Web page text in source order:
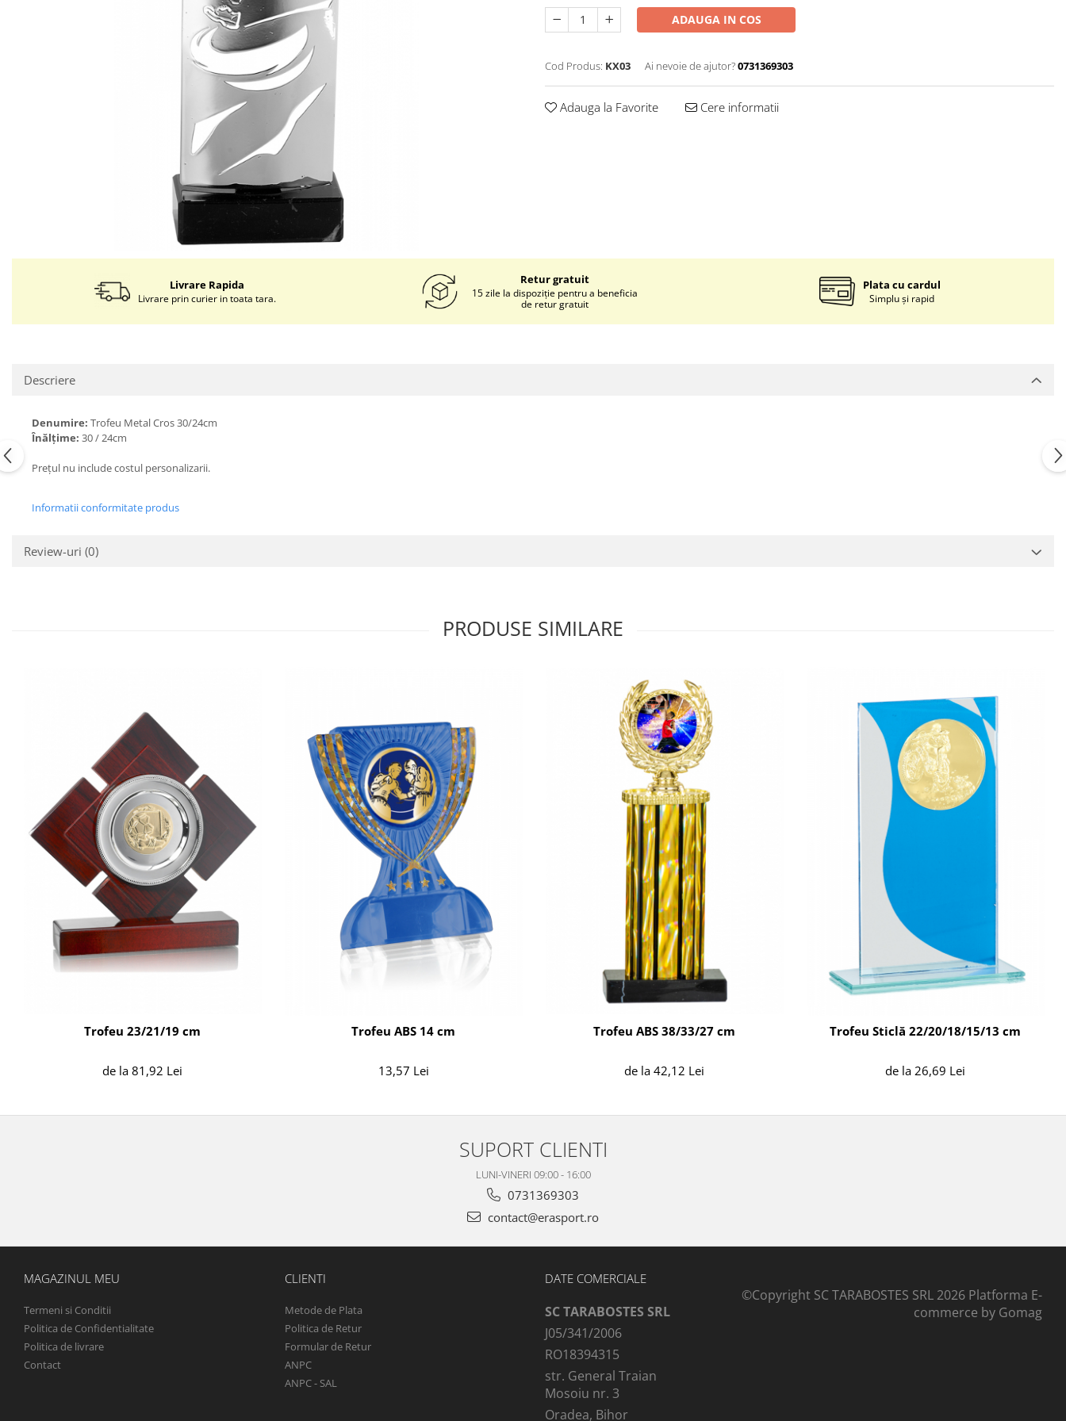
ADAUGA IN COS
Cod Produs: KX03 Ai nevoie de ajutor?0731369303
Adauga la Favorite Cere informatii
Livrare Rapida
Livrare prin curier in toata tara.
Retur gratuit
15 zile la dispoziție pentru a beneficia
de retur gratuit
Plata cu cardul
Simplu și rapid
Descriere
Denumire: Trofeu Metal Cros 30/24cm
Înălțime: 30 / 24cm
Prețul nu include costul personalizarii.
Informatii conformitate produs
Review-uri (0)
PRODUSE SIMILARE
Trofeu 23/21/19 cm
de la 81,92 Lei
Trofeu ABS 14 cm
13,57 Lei
Trofeu ABS 38/33/27 cm
de la 42,12 Lei
Trofeu Sticlă 22/20/18/15/13 cm
de la 26,69 Lei
SUPORT CLIENTI
LUNI-VINERI 09:00 - 16:00
0731369303
contact@erasport.ro
MAGAZINUL MEU
Termeni si Conditii
Politica de Confidentialitate
Politica de livrare
Contact
CLIENTI
Metode de Plata
Politica de Retur
Formular de Retur
ANPC
ANPC - SAL
DATE COMERCIALE
SC TARABOSTES SRL
J05/341/2006
RO18394315
str. General Traian
Mosoiu nr. 3
Oradea, Bihor
©Copyright SC TARABOSTES SRL 2026 Platforma E-
commerce by Gomag